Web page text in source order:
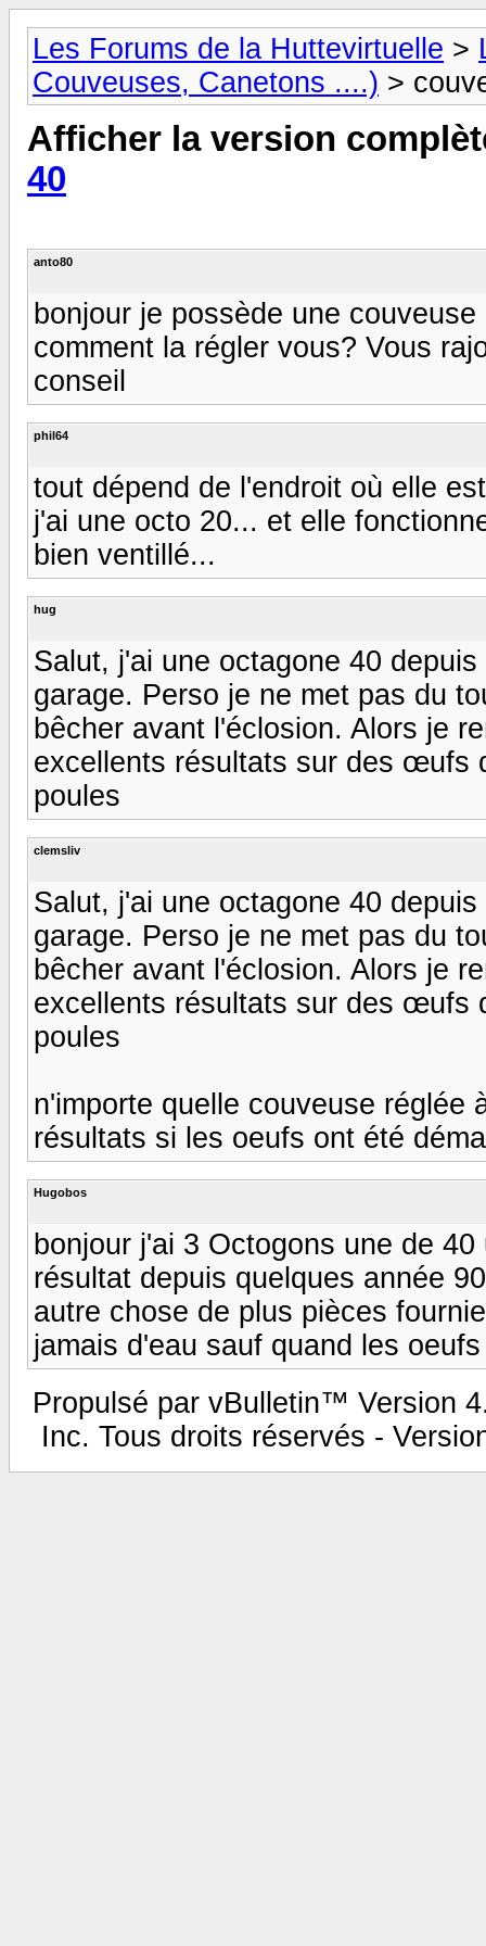
Les Forums de la Huttevirtuelle >
Couveuses, Canetons ....) >
Afficher la version
40
anto80
bonjour je possède une
comment la régler vous? Vous
conseil
phil64
tout dépend de l'endroit où elle
j'ai une octo 20... et elle
bien ventillé...
hug
Salut, j'ai une octagone 40
garage. Perso je ne met pas du
bêcher avant l'éclosion. Alors je
excellents résultats sur des œufs
poules
clemsliv
Salut, j'ai une octagone 40
garage. Perso je ne met pas du
bêcher avant l'éclosion. Alors je
excellents résultats sur des œufs
poules
n'importe quelle couveuse réglée
résultats si les oeufs ont été
Hugobos
bonjour j'ai 3 Octogons une de
résultat depuis quelques année
autre chose de plus pièces
jamais d'eau sauf quand les
Propulsé par vBulletin™ Version
Inc. Tous droits réservés -